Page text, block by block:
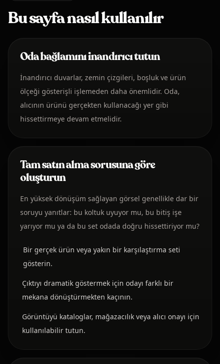
Bu sayfa nasıl kullanılır
Oda bağlamını inandırıcı tutun
İnandırıcı duvarlar, zemin çizgileri, boşluk ve ürün
ölçeği gösterişli işlemeden daha önemlidir. Oda,
alıcının ürünü gerçekten kullanacağı yer gibi
hissettirmeye devam etmelidir.
Tam satın alma sorusuna göre
oluşturun
En yüksek dönüşüm sağlayan görsel genellikle dar bir
soruyu yanıtlar: bu koltuk uyuyor mu, bu bitiş işe
yarıyor mu ya da bu set odada doğru hissettiriyor mu?
Bir gerçek ürün veya yakın bir karşılaştırma seti
gösterin.
Çıktıyı dramatik göstermek için odayı farklı bir
mekana dönüştürmekten kaçının.
Görüntüyü kataloglar, mağazacılık veya alıcı onayı için
kullanılabilir tutun.